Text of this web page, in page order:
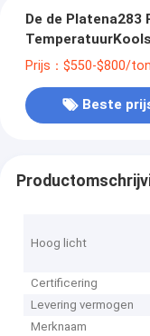
De de Platena283
Prijs：$550-$800/ton
Beste
Hoog licht
Certificering
Levering vermogen
Merknaam